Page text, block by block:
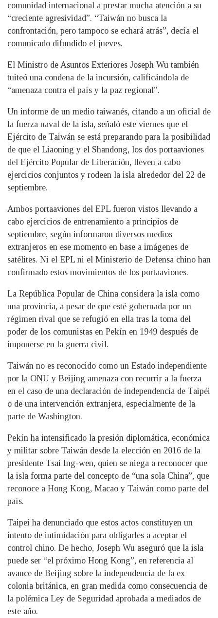
comunidad internacional a prestar mucha atención a su
“creciente agresividad”. “Taiwán no busca la
confrontación, pero tampoco se echará atrás”, decía el
comunicado difundido el jueves.
El Ministro de Asuntos Exteriores Joseph Wu también
tuiteó una condena de la incursión, calificándola de
“amenaza contra el país y la paz regional”.
Un informe de un medio taiwanés, citando a un oficial de
la fuerza naval de la isla, señaló este viernes que el
Ejército de Taiwán se está preparando para la posibilidad
de que el Liaoning y el Shandong, los dos portaaviones
del Ejército Popular de Liberación, lleven a cabo
ejercicios conjuntos y rodeen la isla alrededor del 22 de
septiembre.
Ambos portaaviones del EPL fueron vistos llevando a
cabo ejercicios de entrenamiento a principios de
septiembre, según informaron diversos medios
extranjeros en ese momento en base a imágenes de
satélites. Ni el EPL ni el Ministerio de Defensa chino han
confirmado estos movimientos de los portaaviones.
La República Popular de China considera la isla como
una provincia, a pesar de que esté gobernada por un
régimen rival que se refugió en ella tras la toma del
poder de los comunistas en Pekín en 1949 después de
imponerse en la guerra civil.
Taiwán no es reconocido como un Estado independiente
por la ONU y Beijing amenaza con recurrir a la fuerza
en el caso de una declaración de independencia de Taipéi
o de una intervención extranjera, especialmente de la
parte de Washington.
Pekín ha intensificado la presión diplomática, económica
y militar sobre Taiwán desde la elección en 2016 de la
presidente Tsai Ing-wen, quien se niega a reconocer que
la isla forma parte del concepto de “una sola China”, que
reconoce a Hong Kong, Macao y Taiwán como parte del
país.
Taipei ha denunciado que estos actos constituyen un
intento de intimidación para obligarles a aceptar el
control chino. De hecho, Joseph Wu aseguró que la isla
puede ser “el próximo Hong Kong”, en referencia al
avance de Beijing sobre la independencia de la ex
colonia británica, en gran medida como consecuencia de
la polémica Ley de Seguridad aprobada a mediados de
este año.